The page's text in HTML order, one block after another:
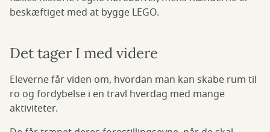
beskæftiget med at bygge LEGO.
Det tager I med videre
Eleverne får viden om, hvordan man kan skabe rum til
ro og fordybelse i en travl hverdag med mange
aktiviteter.